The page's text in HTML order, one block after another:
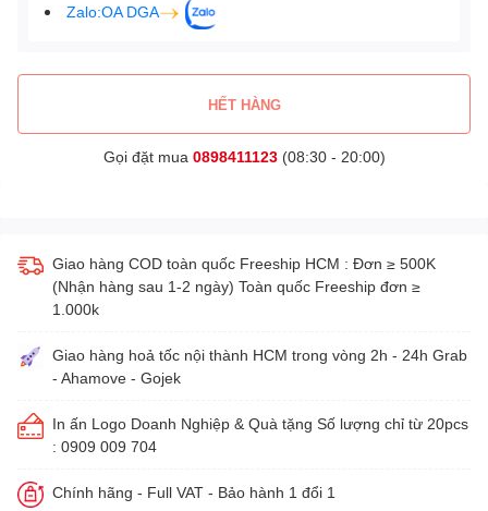
Zalo:OA DGA
HẾT HÀNG
Gọi đặt mua 0898411123(08:30 - 20:00)
Giao hàng COD toàn quốc Freeship HCM : Đơn ≥ 500K
(Nhận hàng sau 1-2 ngày) Toàn quốc Freeship đơn ≥
1.000k
Giao hàng hoả tốc nội thành HCM trong vòng 2h - 24h Grab
- Ahamove - Gojek
In ấn Logo Doanh Nghiệp & Quà tặng Số lượng chỉ từ 20pcs
: 0909 009 704
Chính hãng - Full VAT - Bảo hành 1 đổi 1